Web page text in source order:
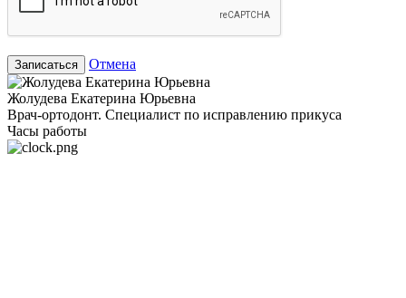
Записаться Отмена
Жолудева Екатерина Юрьевна
Врач-ортодонт. Специалист по исправлению прикуса
Часы работы